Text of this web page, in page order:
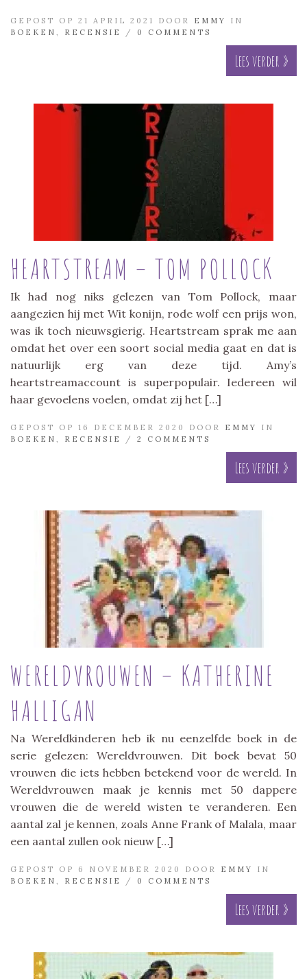
GEPOST OP 21 APRIL 2021 DOOR EMMY
IN
BOEKEN
RECENSIE / 0 COMMENTS
Lees verder »
HEARTSTREAM – TOM POLLOCK
Ik had nog niks gelezen van Tom Pollock, maar
aangezien hij met Wit konijn, rode wolf een prijs won,
was ik toch nieuwsgierig. Heartstream sprak me aan
omdat het over een soort social media gaat en dat is
natuurlijk erg van deze tijd. Amy’s
heartstreamaccount is superpopulair. Iedereen wil
haar gevoelens voelen, omdat zij het […]
GEPOST OP 16 DECEMBER 2020 DOOR EMMY
IN
BOEKEN
RECENSIE / 2 COMMENTS
Lees verder »
WERELDVROUWEN – KATHERINE
HALLIGAN
Na Wereldkinderen heb ik nu eenzelfde boek in de
serie gelezen: Wereldvrouwen. Dit boek bevat 50
vrouwen die iets hebben betekend voor de wereld. In
Wereldvrouwen maak je kennis met 50 dappere
vrouwen die de wereld wisten te veranderen. Een
aantal zal je kennen, zoals Anne Frank of Malala, maar
een aantal zullen ook nieuw […]
GEPOST OP 6 NOVEMBER 2020 DOOR EMMY
IN
BOEKEN
RECENSIE / 0 COMMENTS
Lees verder »